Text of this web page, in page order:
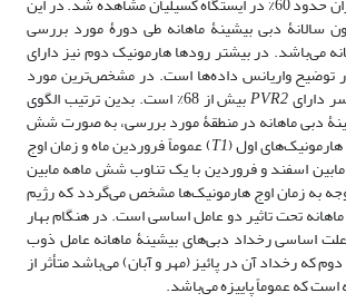
سالانۀ دبی بیشینۀ ماهانه طی دورۀ مورد بررسی
می‌باشد. در بیشتر رودها هارمونیک دوم نیز دارای
توضیح واریانس داده‌ها است. در مشخص‌ترین مورد
دارایPVR2 بیش از 68% است. بدین ترتیب الگوی
دبی ماهانه در منطقۀ مورد بررسی، به صورت شش
اول (T1) عموماً فروردین ماه و زمان اوج
اسفند و فروردین با یک تناوب شش ماهه مابین
به زمان اوج هارمونیک‌ها مشخص می‌گردد که رژیم
تحت تاثیر دو عامل اساسی است. در هنگام بهار
اساسی رخداد دبی‌های بیشینۀ ماهانه عامل ذوب
که رخداد آن در پائیز (مهر و آبان) می‌باشد متأثر از
که عموماً پاییزه می‌باشد.